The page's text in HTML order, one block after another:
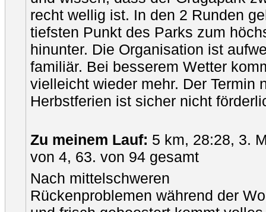
recht wellig ist. In den 2 Runden
tiefsten Punkt des Parks zum
hinunter. Die Organisation ist
familiär. Bei besserem Wetter
vielleicht wieder mehr. Der Termin
Herbstferien ist sicher nicht
Zu meinem Lauf: 5 km, 28:28, 3.
von 4, 63. von 94 gesamt
Nach mittelschweren
Rückenproblemen während der